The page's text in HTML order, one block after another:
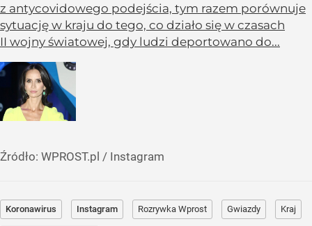
z antycovidowego podejścia, tym razem porównuje
sytuację w kraju do tego, co działo się w czasach
II wojny światowej, gdy ludzi deportowano do...
Źródło: WPROST.pl / Instagram
Koronawirus Instagram Rozrywka Wprost Gwiazdy Kraj